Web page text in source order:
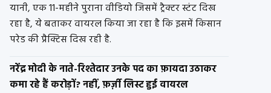
यानी, एक 11-महीने पुराना वीडियो जिसमें ट्रैक्टर स्टंट दिख
रहा है, ये बताकर वायरल किया जा रहा है कि इसमें किसान
परेड की प्रैक्टिस दिख रही है.
नरेंद्र मोदी के नाते-रिश्तेदार उनके पद का फ़ायदा उठाकर
कमा रहे हैं करोड़ों? नहीं, फ़र्ज़ी लिस्ट हुई वायरल